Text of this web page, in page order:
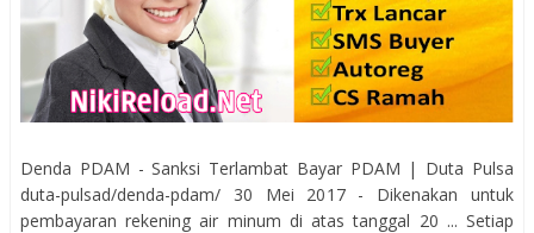
Denda PDAM - Sanksi Terlambat Bayar PDAM | Duta Pulsa
duta-pulsad/denda-pdam/ 30 Mei 2017 - Dikenakan untuk
pembayaran rekening air minum di atas tanggal 20 ... Setiap